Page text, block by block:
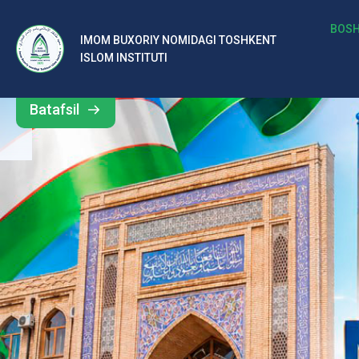
IMOM BUXORIY NOMIDAGI TOSHKENT
ISLOM INSTITUTI
b
al
ar
o‘
rt
a
si
d
Barcha
yangiliklar
Batafsil